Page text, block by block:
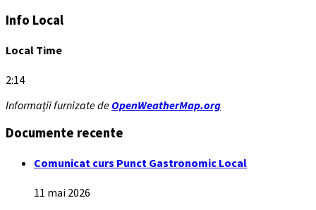
Info Local
Local Time
2:14
Informații furnizate de OpenWeatherMap.org
Documente recente
Comunicat curs Punct Gastronomic Local
11 mai 2026